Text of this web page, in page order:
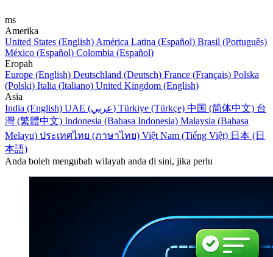
ms
Amerika
United States (English) América Latina (Español) Brasil (Português)
México (Español) Colombia (Español)
Eropah
Europe (English) Deutschland (Deutsch) France (Français) Polska
(Polski) Italia (Italiano) United Kingdom (English)
Asia
India (English)
UAE (عربي) Türkiye (Türkçe) 中国 (简体中文) 台
灣 (繁體中文) Indonesia (Bahasa Indonesia) Malaysia (Bahasa
Melayu) ประเทศไทย (ภาษาไทย) Việt Nam (Tiếng Việt) 日本 (日
本語)
Anda boleh mengubah wilayah anda di sini, jika perlu